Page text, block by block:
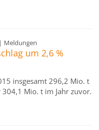
| Meldungen
um 2,6 %
insgesamt 296,2 Mio. t
Mio. t im Jahr zuvor.